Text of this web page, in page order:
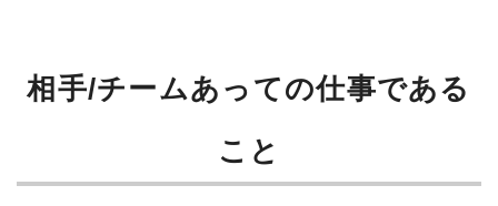
相手/チームあっての仕事である
こと